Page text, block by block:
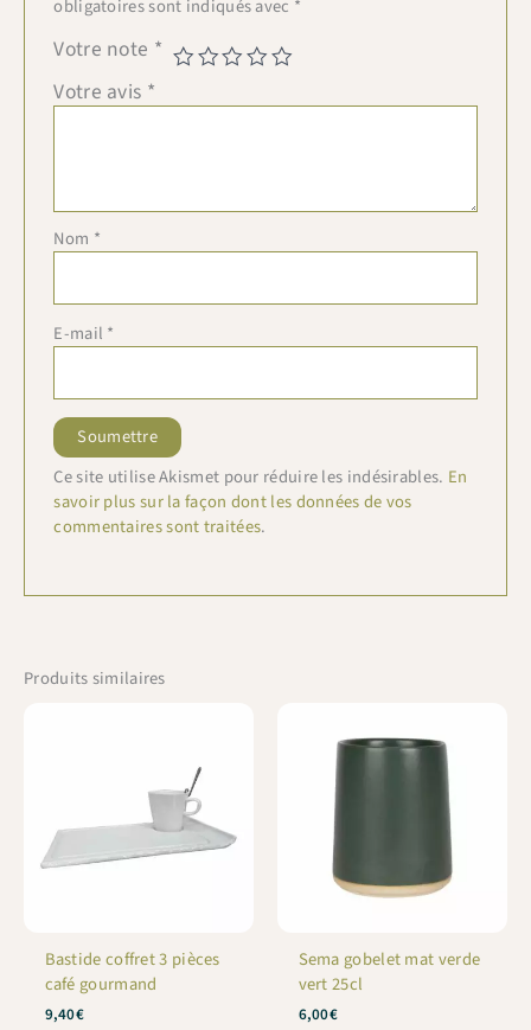
obligatoires sont indiqués avec *
Votre note *
Votre avis *
Nom *
E-mail *
Ce site utilise Akismet pour réduire les indésirables. En
savoir plus sur la façon dont les données de vos
commentaires sont traitées.
Produits similaires
Bastide coffret 3 pièces
café gourmand
9,40€
Sema gobelet mat verde
vert 25cl
6,00€